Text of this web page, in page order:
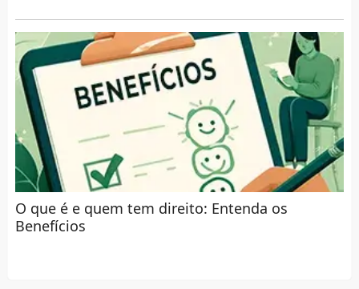
O que é e quem tem direito: Entenda os
Benefícios